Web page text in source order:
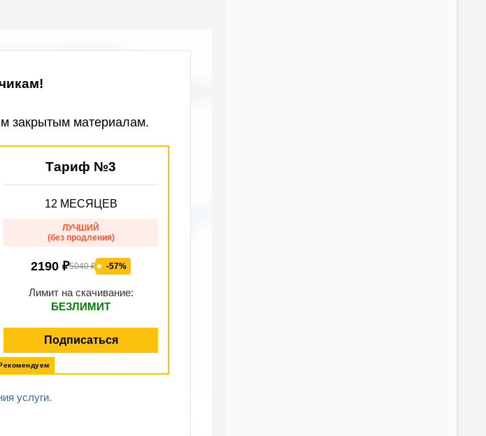
закрытым материалам.
Тариф №3
12 МЕСЯЦЕВ
ЛУЧШИЙ
(без продления)
2190 ₽5040 ₽ -57%
Лимит на скачивание:
БЕЗЛИМИТ
Подписаться
услуги.